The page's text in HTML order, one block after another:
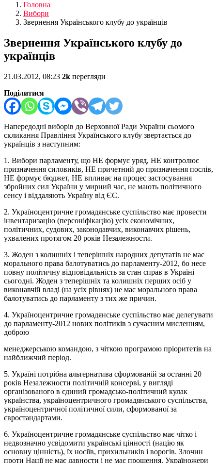
Головна
Вибори
Звернення Українського клубу до українців
Звернення Українського клубу до
українців
21.03.2012, 08:23 2k перегляди
Поділитися
Напередодні виборів до Верховної Ради України сьомого
скликання Правління Українського клубу звертається до
українців з наступним:
1. Вибори парламенту, що НЕ формує уряд, НЕ контролює
призначення силовиків, НЕ причетний до призначення послів,
НЕ формує бюджет, НЕ впливає на процес застосування
збройних сил України у мирний час, не мають політичного
сенсу і віддаляють Україну від ЄС.
2. Україноцентричне громадянське суспільство має провести
інвентаризацію (персоніфікацію) усіх економічних,
політичних, судових, законодавчих, виконавчих рішень,
ухвалених протягом 20 років Незалежности.
3. Жоден з колишніх і теперішніх народних депутатів не має
морального права балотуватись до парламенту-2012, бо несе
повну політичну відповідальність за стан справ в Україні
сьогодні. Жоден з теперішніх та колишніх перших осіб у
виконавчій владі (на усіх рівнях) не має морального права
балотуватись до парламенту з тих же причин.
4. Україноцентричне громадянське суспільство має делегувати
до парламенту-2012 нових політиків з сучасним мисленням,
доброю
менеджерською командою, з чіткою програмою пріоритетів на
найближчий період.
5. Україні потрібна альтернатива сформованій за останні 20
років Незалежности політичній консерві, у вигляді
організованого в єдиний громадсько-політичний кулак
українства, україноцентричного громадянського суспільства,
україноцентричної політичної сили, сформованої за
євростандартами.
6. Україноцентричне громадянське суспільство має чітко і
недвозначно усвідомити українські цінності (націю як
основну цінність), їх носіїв, прихильників і ворогів. Злочин
проти Нації не має давности і не має прощення. Україножери